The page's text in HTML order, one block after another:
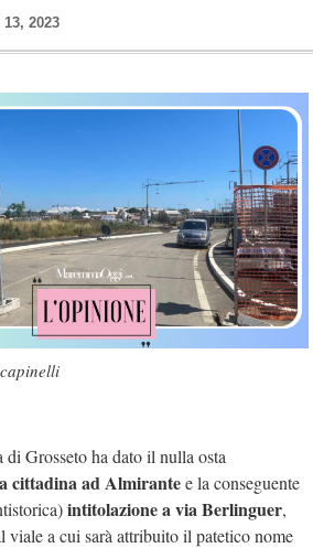
2023
di Grosseto ha dato il nulla osta
cittadina ad Almirantee la conseguente
intitolazione a via Berlinguer,
viale a cui sarà attribuito il patetico nome